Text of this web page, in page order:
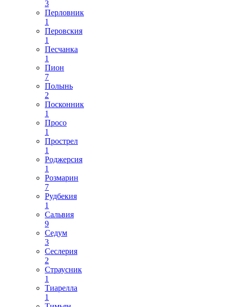
3
Перловник
1
Перовския
1
Песчанка
1
Пион
7
Полынь
2
Посконник
1
Просо
1
Прострел
1
Роджерсия
1
Розмарин
7
Рудбекия
1
Сальвия
9
Седум
3
Сеслерия
2
Страусник
1
Тиарелла
1